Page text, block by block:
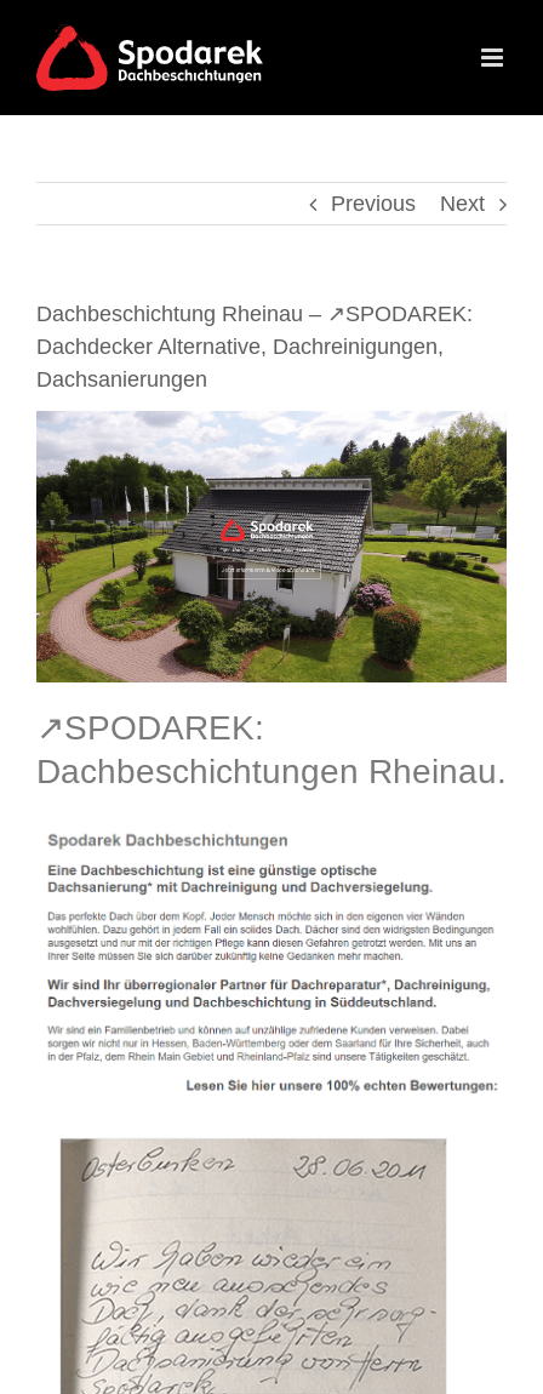
content
Previous Next
Dachbeschichtung Rheinau – ↗️SPODAREK:
Dachdecker Alternative, Dachreinigungen,
Dachsanierungen
↗️SPODAREK:
Dachbeschichtungen Rheinau.